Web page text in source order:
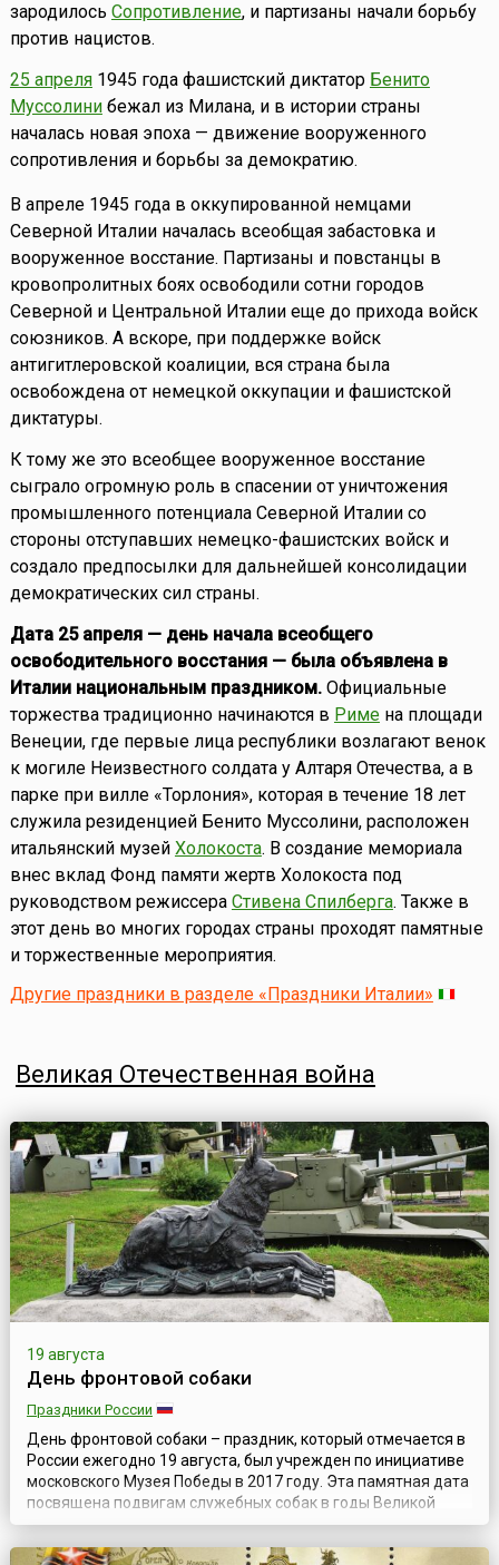
зародилось Сопротивление, и партизаны начали борьбу
против нацистов.
25 апреля1945 года фашистский диктатор Бенито
Муссолинибежал из Милана, и в истории страны
началась новая эпоха — движение вооруженного
сопротивления и борьбы за демократию.
В апреле 1945 года в оккупированной немцами
Северной Италии началась всеобщая забастовка и
вооруженное восстание. Партизаны и повстанцы в
кровопролитных боях освободили сотни городов
Северной и Центральной Италии еще до прихода войск
союзников. А вскоре, при поддержке войск
антигитлеровской коалиции, вся страна была
освобождена от немецкой оккупации и фашистской
диктатуры.
К тому же это всеобщее вооруженное восстание
сыграло огромную роль в спасении от уничтожения
промышленного потенциала Северной Италии со
стороны отступавших немецко-фашистских войск и
создало предпосылки для дальнейшей консолидации
демократических сил страны.
Дата 25 апреля — день начала всеобщего
освободительного восстания — была объявлена в
Италии национальным праздником.Официальные
торжества традиционно начинаются в Римена площади
Венеции, где первые лица республики возлагают венок
к могиле Неизвестного солдата у Алтаря Отечества, а в
парке при вилле «Торлония», которая в течение 18 лет
служила резиденцией Бенито Муссолини, расположен
итальянский музей Холокоста. В создание мемориала
внес вклад Фонд памяти жертв Холокоста под
руководством режиссера Стивена Спилберга. Также в
этот день во многих городах страны проходят памятные
и торжественные мероприятия.
Другие праздники в разделе «Праздники Италии»
Великая Отечественная война
19 августа
День фронтовой собаки
Праздники России
День фронтовой собаки – праздник, который отмечается в
России ежегодно 19 августа, был учрежден по инициативе
московского Музея Победы в 2017 году. Эта памятная дата
посвящена подвигам служебных собак в годы Великой
Отечественной войны, вкладу и преданности четвероногих
друзей, которые наравне с людьми проявили стойкость,